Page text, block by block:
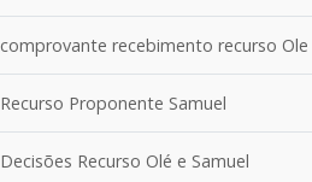
comprovante recebimento recurso Ole
Recurso Proponente Samuel
Decisões Recurso Olé e Samuel